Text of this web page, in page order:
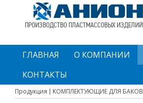
ПРОИЗВОДСТВО ПЛАСТМАССОВЫХ ИЗДЕЛИЙ
ГЛАВНАЯ О КОМПАНИИ
КОНТАКТЫ
Продукция КОМПЛЕКТУЮЩИЕ ДЛЯ БАКОВ